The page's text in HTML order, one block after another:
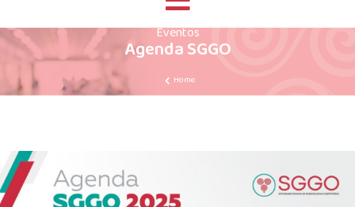
Eventos
Agenda SGGO
Home